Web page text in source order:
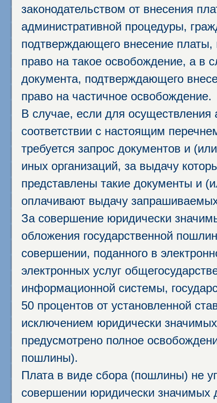
законодательством от внесения
административной процедуры,
подтверждающего внесение
право на такое освобождение, а в
документа, подтверждающего
право на частичное освобождение.
В случае, если для осуществления
соответствии с настоящим
требуется запрос документов и
иных организаций, за выдачу
представлены такие документы и
оплачивают выдачу
За совершение юридически
обложения государственной
совершении, поданного в
электронных услуг
информационной системы,
50 процентов от установленной
исключением юридически
предусмотрено полное
пошлины).
Плата в виде сбора (пошлины) не
совершении юридически